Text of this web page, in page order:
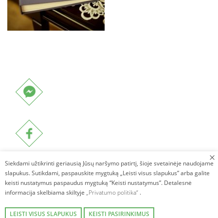
Siekdami užtikrinti geriausią Jūsų naršymo patirtį, šioje svetainėje naudojame
slapukus. Sutikdami, paspauskite mygtuką „Leisti visus slapukus” arba galite
keisti nustatymus paspaudus mygtuką “Keisti nustatymus”. Detalesnė
informacija skelbiama skiltyje „Privatumo politika“ .
LEISTI VISUS SLAPUKUS KEISTI PASIRINKIMUS